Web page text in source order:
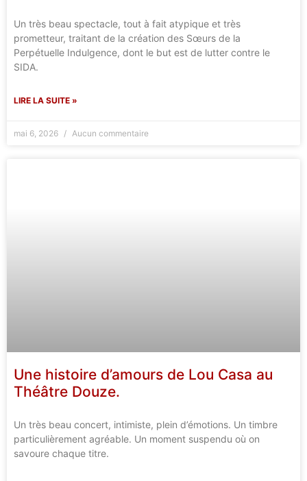
Un très beau spectacle, tout à fait atypique et très
prometteur, traitant de la création des Sœurs de la
Perpétuelle Indulgence, dont le but est de lutter contre le
SIDA.
LIRE LA SUITE »
mai 6, 2026 Aucun commentaire
Une histoire d’amours de Lou Casa au
Théâtre Douze.
Un très beau concert, intimiste, plein d’émotions. Un timbre
particulièrement agréable. Un moment suspendu où on
savoure chaque titre.